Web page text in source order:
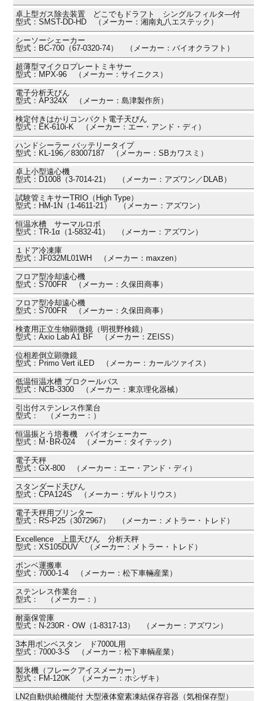
卓上型ガス除去装置 どこでもドラフト シングルフィルタ―付
型式：SMST-DD-HD （メーカー：湘南丸八エステック）
シーソーシェーカー
型式：BC-700（67-0320-74） （メーカー：バイオクラフト）
超薄型マイクロプレートミキサー
型式：MPX-96 （メーカー：サイニクス）
電子分析天びん
型式：AP324X （メーカー：島津製作所）
検定付きはかりコンパクト電子天びん
型式：EK-610i-K （メーカー：エー・アンド・ディ）
ハンドシーラー バッテリータイプ
型式：KL-196／83007187 （メーカー：SBカワスミ）
卓上小型遠心機
型式：D1008（3-7014-21） （メーカー：アズワン／DLAB）
試験管ミキサーTRIO（High Type）
型式：HM-1N（1-4611-21） （メーカー：アズワン）
恒温水槽 サーマルロボ
型式：TR-1α（1-5832-41） （メーカー：アズワン）
１ドア冷凍庫
型式：JF032ML01WH （メーカー：maxzen）
フロア型冷却遠心機
型式：S700FR （メーカー：久保田商事）
フロア型冷却遠心機
型式：S700FR （メーカー：久保田商事）
検査用正立生物顕微鏡（明視野検鏡）
型式：Axio Lab A1 BF （メーカー：ZEISS）
位相差倒立顕微鏡
型式：Primo Vert iLED （メーカー：カールツァイス）
低温恒温水槽 プロクールバス
型式：NCB-3300 （メーカー：東京理化器械）
引出付ステンレス作業台
型式： （メーカー：）
恒温振とう培養機 バイオシェーカー
型式：M･BR-024 （メーカー：タイテック）
電子天秤
型式：GX-800 （メーカー：エー・アンド・ディ）
スタンダード天びん
型式：CPA124S （メーカー：ザルトリウス）
電子天秤用プリンター
型式：RS-P25（3072967） （メーカー：メトラー・トレド）
Excellence 上皿天びん 分析天秤
型式：XS105DUV （メーカー：メトラー・トレド）
ボンベ運搬車
型式：7000-1-4 （メーカー：松下車輛産業）
ステンレス作業台
型式： （メーカー：）
耐薬保管庫
型式：N-230R・OW（1-8317-13） （メーカー：アズワン）
3本用ボンベスタン ド7000L用
型式：7000-3-S （メーカー：松下車輌産業）
製氷機（フレークアイスメーカー）
型式：FM-120K （メーカー：ホシザキ）
LN2自動供給機能付 大型液体窒素凍結保存容器（気相保存型）